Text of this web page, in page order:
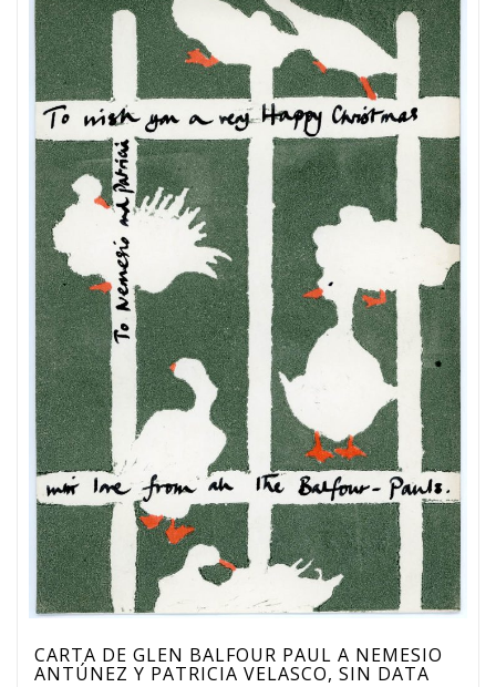
CARTA DE GLEN BALFOUR PAUL A NEMESIO
ANTÚNEZ Y PATRICIA VELASCO, SIN DATA